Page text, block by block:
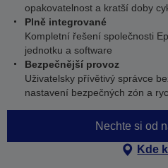
opakovatelnost a kratší doby
Plně integrované
Kompletní řešení společnosti
jednotku a software
Bezpečnější provoz
Uživatelsky přívětivý správce
nastavení bezpečných zón a
Nechte si od
Kde